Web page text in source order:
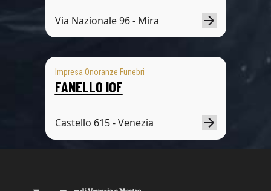
Via Nazionale 96 - Mira
Impresa Onoranze Funebri
FANELLO IOF
Castello 615 - Venezia